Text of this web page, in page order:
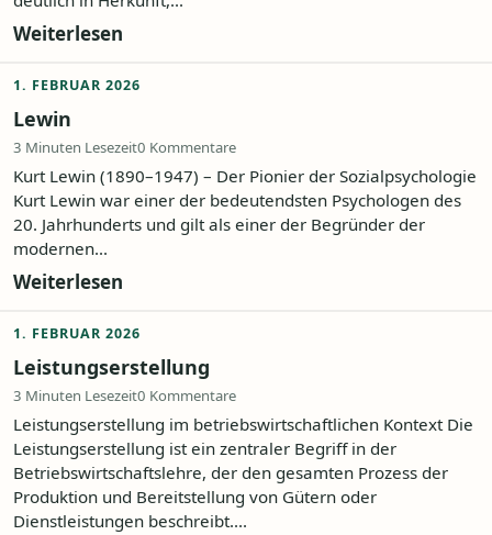
Weiterlesen
1. FEBRUAR 2026
Lewin
3 Minuten Lesezeit0 Kommentare
Kurt Lewin (1890–1947) – Der Pionier der Sozialpsychologie
Kurt Lewin war einer der bedeutendsten Psychologen des
20. Jahrhunderts und gilt als einer der Begründer der
modernen...
Weiterlesen
1. FEBRUAR 2026
Leistungserstellung
3 Minuten Lesezeit0 Kommentare
Leistungserstellung im betriebswirtschaftlichen Kontext Die
Leistungserstellung ist ein zentraler Begriff in der
Betriebswirtschaftslehre, der den gesamten Prozess der
Produktion und Bereitstellung von Gütern oder
Dienstleistungen beschreibt....